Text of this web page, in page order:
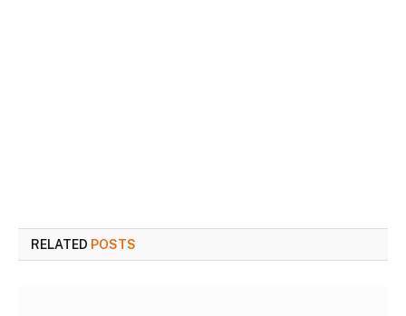
RELATED POSTS